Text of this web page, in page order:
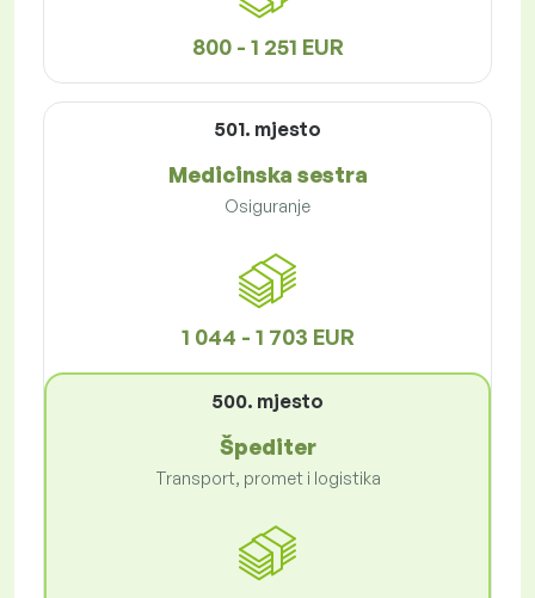
800 - 1 251 EUR
501. mjesto
Medicinska sestra
Osiguranje
1 044 - 1 703 EUR
500. mjesto
Špediter
Transport, promet i logistika